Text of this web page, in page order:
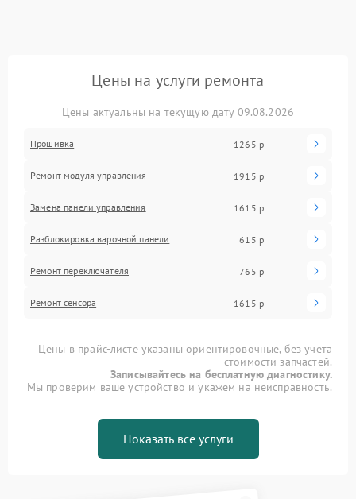
Цены на услуги ремонта
Цены актуальны на текущую дату 09.08.2026
Прошивка 1265 р
Ремонт модуля управления 1915 р
Замена панели управления 1615 р
Разблокировка варочной панели 615 р
Ремонт переключателя 765 р
Ремонт сенсора 1615 р
Цены в прайс-листе указаны ориентировочные, без учета
стоимости запчастей.
Записывайтесь на бесплатную диагностику.
Мы проверим ваше устройство и укажем на неисправность.
Показать все услуги